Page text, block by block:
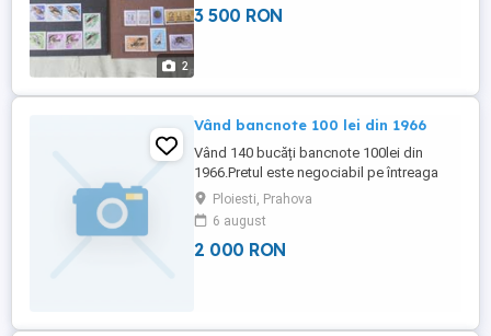
2
3 500 RON
Vând bancnote 100 lei din 1966
Vând 140 bucăți bancnote 100lei din
1966.Pretul este negociabil pe întreaga
cantitate
Ploiesti, Prahova
6 august
2 000 RON